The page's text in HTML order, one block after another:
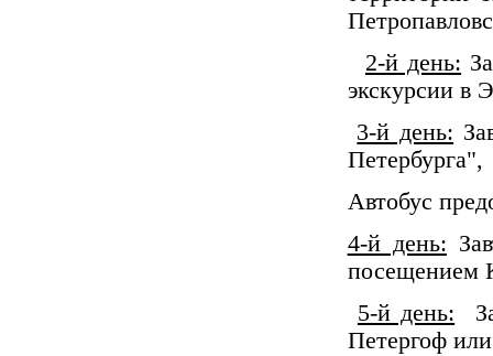
2-й день:
экскурсии в
3-й день:
Автобус
4-й день:
посещением
5-й день:
Петергоф